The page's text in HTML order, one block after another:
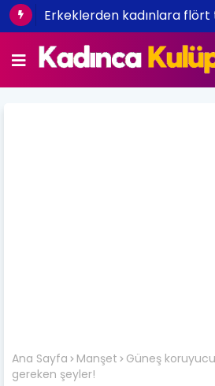
Erkeklerden kadınlara
Ana Sayfa Manşet
Güneş
gereken şeyler!